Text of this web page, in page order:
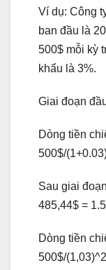
Ví dụ: Công
ban đầu là
500$ mỗi kỳ
khấu là 3%.
Giai đoạn
Dòng tiền
500$/
Sau giai
485,44$ =
Dòng tiền
500$/